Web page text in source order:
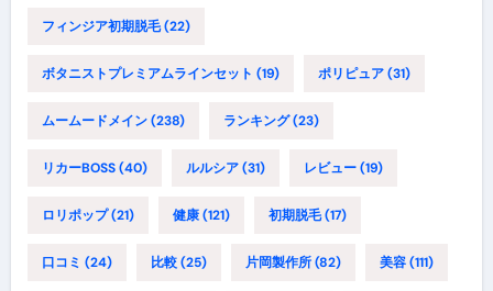
フィンジア初期脱毛(22)
ボタニストプレミアムラインセット (19) ポリピュア(31)
ムームードメイン(238) ランキング(23)
リカーBOSS(40) ルルシア(31) レビュー(19)
ロリポップ(21) 健康(121) 初期脱毛(17)
口コミ (24) 比較(25) 片岡製作所(82) 美容(111)